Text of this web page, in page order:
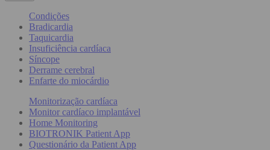
Condições
Bradicardia
Taquicardia
Insuficiência cardíaca
Síncope
Derrame cerebral
Enfarte do miocárdio
Monitorização cardíaca
Monitor cardíaco implantável
Home Monitoring
BIOTRONIK Patient App
Questionário da Patient App